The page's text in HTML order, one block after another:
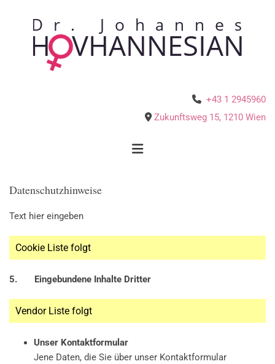
 +43 1 2945960
 Zukunftsweg 15, 1210 Wien
Datenschutzhinweise
Text hier eingeben
Cookie Liste folgt
5. Eingebundene Inhalte Dritter
Vendor Liste folgt
Unser Kontaktformular
Jene Daten, die Sie über unser Kontaktformular